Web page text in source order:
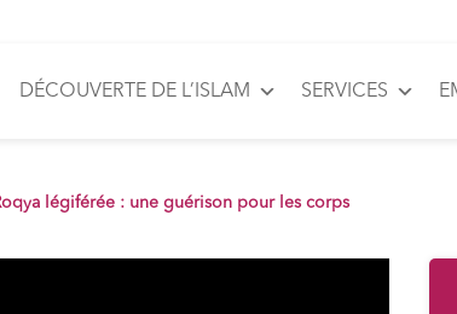
DÉCOUVERTE DE L’ISLAM SERVICES
légiférée : une guérison pour les corps